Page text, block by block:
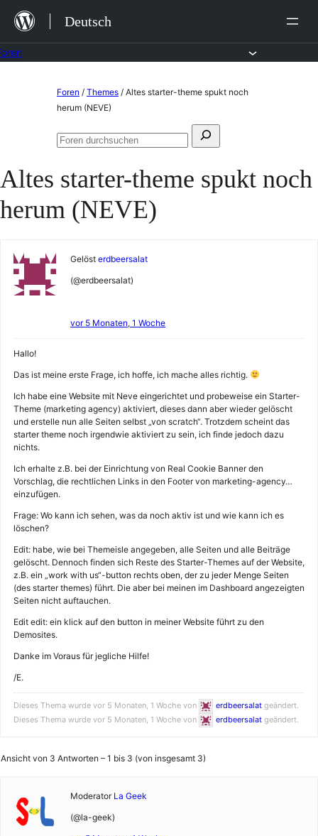
Zum
Inhalt
springen
Deutsch
Foren / Themes / Altes starter-theme spukt noch
herum (NEVE)
Suchen
Foren
Altes starter-theme spukt noch
herum (NEVE)
Gelöst erdbeersalat
(@erdbeersalat)
vor 5 Monaten, 1 Woche
Hallo!
Das ist meine erste Frage, ich hoffe, ich mache alles richtig.
Ich habe eine Website mit Neve eingerichtet und probeweise ein Starter-
Theme (marketing agency) aktiviert, dieses dann aber wieder gelöscht
und erstelle nun alle Seiten selbst „von scratch“. Trotzdem scheint das
starter theme noch irgendwie aktiviert zu sein, ich finde jedoch dazu
nichts.
Ich erhalte z.B. bei der Einrichtung von Real Cookie Banner den
Vorschlag, die rechtlichen Links in den Footer von marketing-agency…
einzufügen.
Frage: Wo kann ich sehen, was da noch aktiv ist und wie kann ich es
löschen?
Edit: habe, wie bei Themeisle angegeben, alle Seiten und alle Beiträge
gelöscht. Dennoch finden sich Reste des Starter-Themes auf der Website,
z.B. ein „work with us“-button rechts oben, der zu jeder Menge Seiten
(des starter themes) führt. Die aber bei meinen im Dashboard angezeigten
Seiten nicht auftauchen.
Edit edit: ein klick auf den button in meiner Website führt zu den
Demosites.
Danke im Voraus für jegliche Hilfe!
/E.
Dieses Thema wurde vor 5 Monaten, 1 Woche von erdbeersalat geändert.
Dieses Thema wurde vor 5 Monaten, 1 Woche von
erdbeersalat geändert.
Ansicht von 3 Antworten – 1 bis 3 (von insgesamt 3)
Moderator La Geek
(@la-geek)